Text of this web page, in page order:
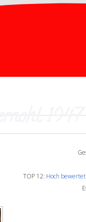
1947
TOP 12: Hoch bewertet